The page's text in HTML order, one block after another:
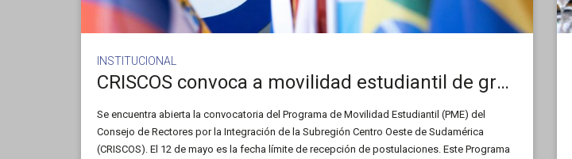
INSTITUCIONAL
CRISCOS convoca a movilidad estudiantil de grado y pregrado
Se encuentra abierta la convocatoria del Programa de Movilidad Estudiantil (PME) del
Consejo de Rectores por la Integración de la Subregión Centro Oeste de Sudamérica
(CRISCOS). El 12 de mayo es la fecha límite de recepción de postulaciones. Este Programa